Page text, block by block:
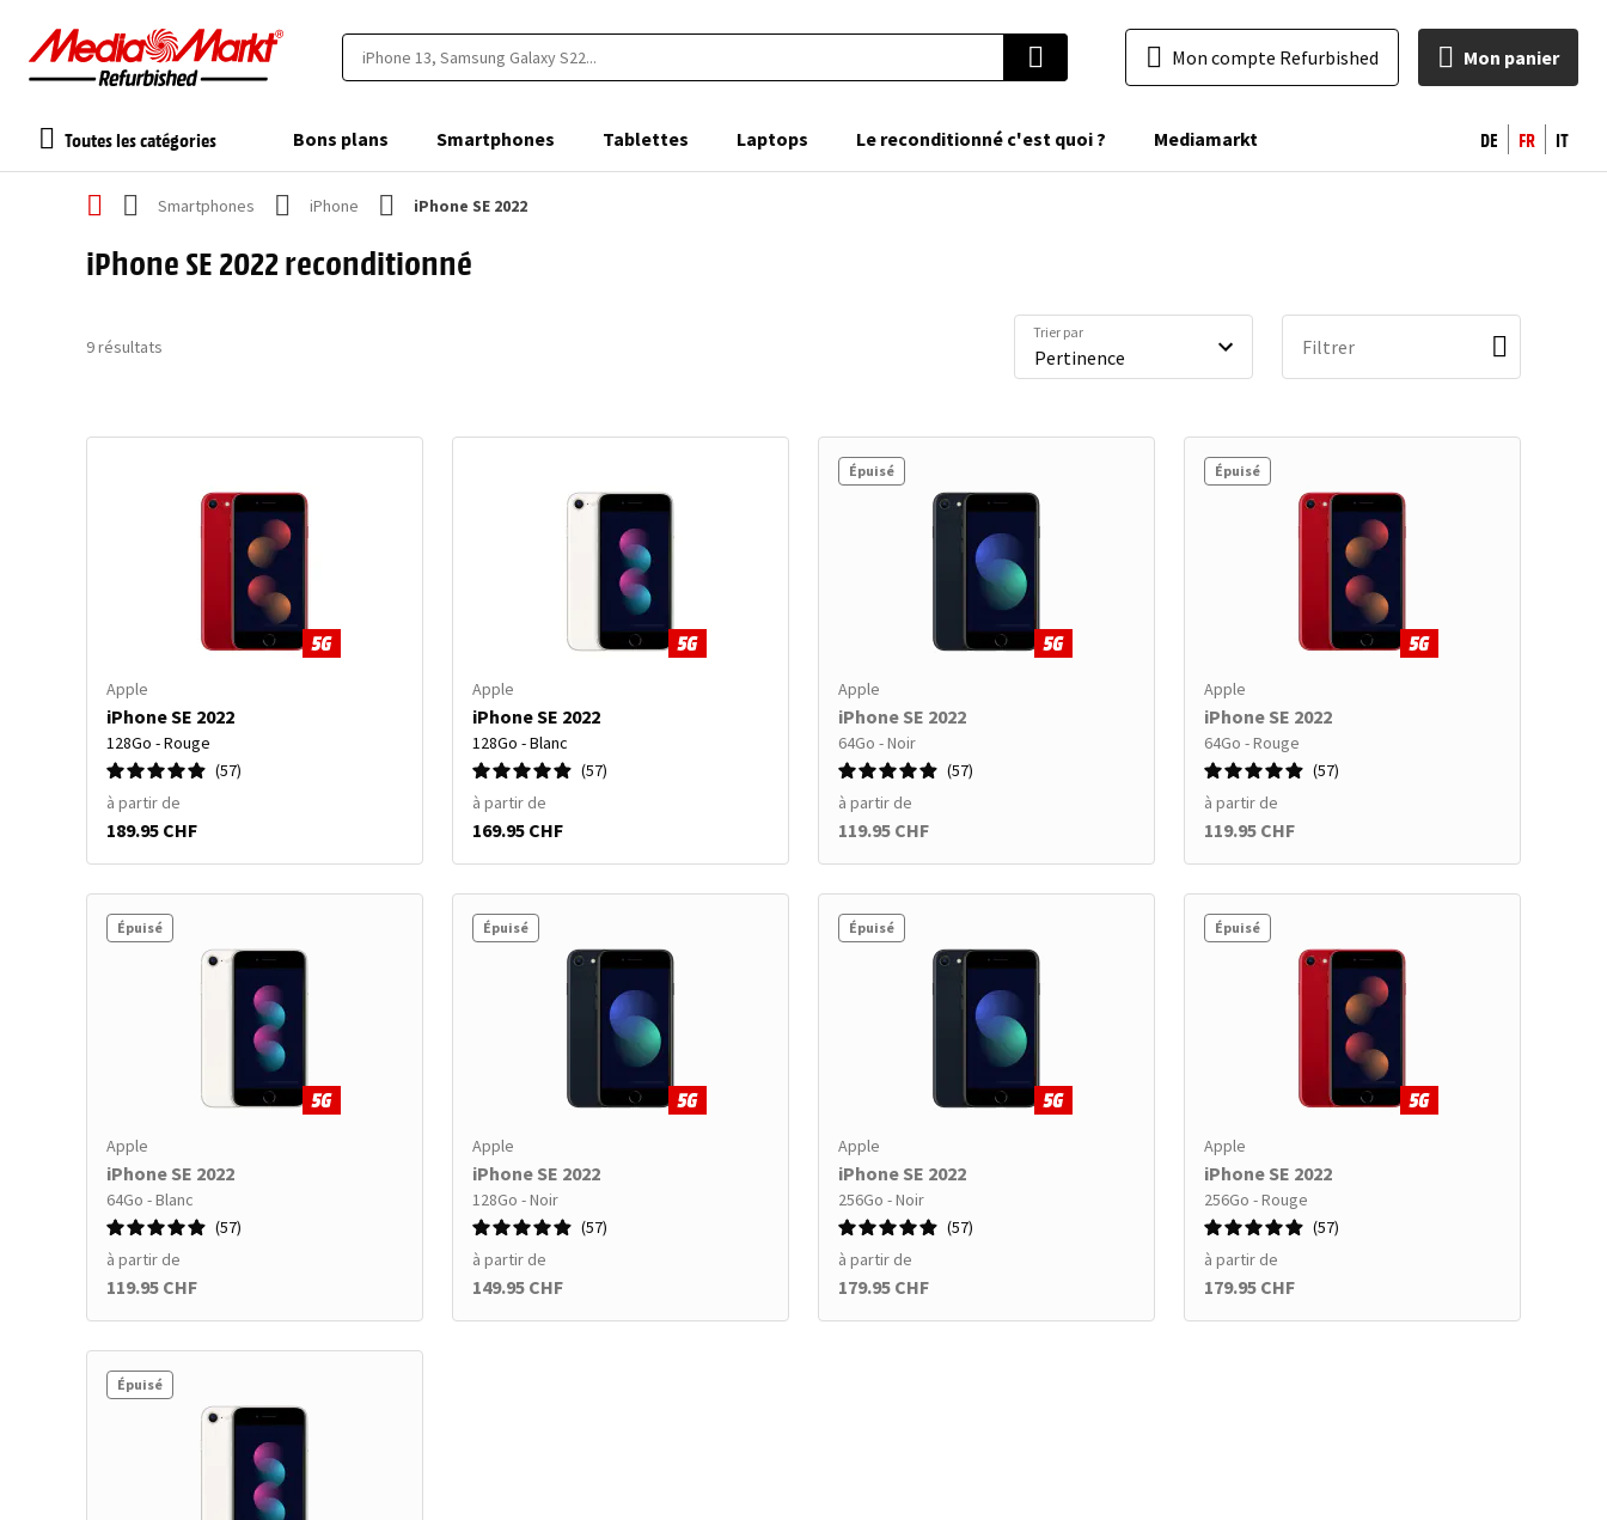
Mon compte Refurbished Mon panier
Toutes les catégories Bons plans Smartphones Tablettes Laptops Le reconditionné c'est quoi ? Mediamarkt DE FR IT
Smartphones iPhone iPhone SE 2022
iPhone SE 2022 reconditionné
9résultats
Trier par
Filtrer
Apple
iPhone SE 2022
128Go - Rouge
57
à partir de
189.95 CHF
Apple
iPhone SE 2022
128Go - Blanc
57
à partir de
169.95 CHF
Épuisé
Apple
iPhone SE 2022
64Go - Noir
57
à partir de
119.95 CHF
Épuisé
Apple
iPhone SE 2022
64Go - Rouge
57
à partir de
119.95 CHF
Épuisé
Apple
iPhone SE 2022
64Go - Blanc
57
à partir de
119.95 CHF
Épuisé
Apple
iPhone SE 2022
128Go - Noir
57
à partir de
149.95 CHF
Épuisé
Apple
iPhone SE 2022
256Go - Noir
57
à partir de
179.95 CHF
Épuisé
Apple
iPhone SE 2022
256Go - Rouge
57
à partir de
179.95 CHF
Épuisé